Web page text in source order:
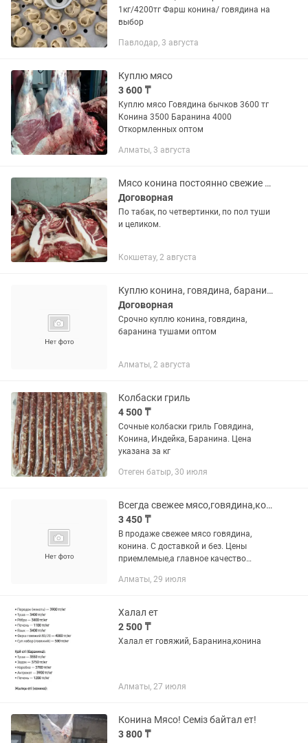
1кг/4200тг Фарш конина/ говядина на
выбор
Павлодар, 3 августа
Куплю мясо
3 600 ₸
Куплю мясо Говядина бычков 3600 тг
Конина 3500 Баранина 4000
Откормленных оптом
Алматы, 3 августа
Мясо конина постоянно свежие на любые мероприятия
Договорная
По табак, по четвертинки, по пол туши
и целиком.
Кокшетау, 2 августа
Куплю конина, говядина, баранина
Договорная
Срочно куплю конина, говядина,
баранина тушами оптом
Алматы, 2 августа
Колбаски гриль
4 500 ₸
Сочные колбаски гриль Говядина,
Конина, Индейка, Баранина. Цена
указана за кг
Отеген батыр, 30 июля
Всегда свежее мясо,говядина,конина
3 450 ₸
В продаже свежее мясо говядина,
конина. С доставкой и без. Цены
приемлемые,а главное качество
чистые.
Алматы, 29 июля
Халал ет
2 500 ₸
Халал ет говяжий, Баранина,конина
Алматы, 27 июля
Конина Мясо! Семіз байтал ет!
3 800 ₸